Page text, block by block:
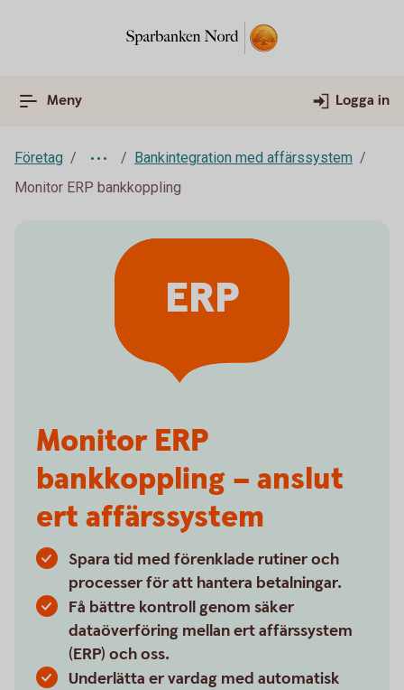
Meny Logga in
Företag
Bankintegration med affärssystem
Monitor ERP bankkoppling
Monitor ERP
bankkoppling – anslut
ert affärssystem
Spara tid med förenklade rutiner och
processer för att hantera betalningar.
Få bättre kontroll genom säker
dataöverföring mellan ert affärssystem
(ERP) och oss.
Underlätta er vardag med automatisk
ERP